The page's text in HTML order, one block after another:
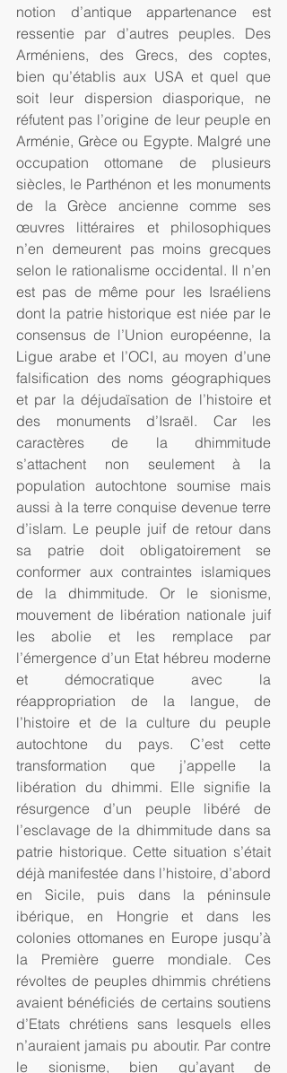
notion d’antique appartenance est
ressentie par d’autres peuples. Des
Arméniens, des Grecs, des coptes,
bien qu’établis aux USA et quel que
soit leur dispersion diasporique, ne
réfutent pas l’origine de leur peuple en
Arménie, Grèce ou Egypte. Malgré une
occupation ottomane de plusieurs
siècles, le Parthénon et les monuments
de la Grèce ancienne comme ses
œuvres littéraires et philosophiques
n’en demeurent pas moins grecques
selon le rationalisme occidental. Il n’en
est pas de même pour les Israéliens
dont la patrie historique est niée par le
consensus de l’Union européenne, la
Ligue arabe et l’OCI, au moyen d’une
falsification des noms géographiques
et par la déjudaïsation de l’histoire et
des monuments d’Israël. Car les
caractères de la dhimmitude
s’attachent non seulement à la
population autochtone soumise mais
aussi à la terre conquise devenue terre
d’islam. Le peuple juif de retour dans
sa patrie doit obligatoirement se
conformer aux contraintes islamiques
de la dhimmitude. Or le sionisme,
mouvement de libération nationale juif
les abolie et les remplace par
l’émergence d’un Etat hébreu moderne
et démocratique avec la
réappropriation de la langue, de
l’histoire et de la culture du peuple
autochtone du pays. C’est cette
transformation que j’appelle la
libération du dhimmi. Elle signifie la
résurgence d’un peuple libéré de
l’esclavage de la dhimmitude dans sa
patrie historique. Cette situation s’était
déjà manifestée dans l’histoire, d’abord
en Sicile, puis dans la péninsule
ibérique, en Hongrie et dans les
colonies ottomanes en Europe jusqu’à
la Première guerre mondiale. Ces
révoltes de peuples dhimmis chrétiens
avaient bénéficiés de certains soutiens
d’Etats chrétiens sans lesquels elles
n’auraient jamais pu aboutir. Par contre
le sionisme, bien qu’ayant de